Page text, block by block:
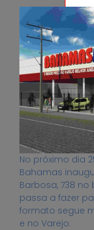
No próximo dia
Bahamas
Barbosa, 738 no
passa a fazer
formato segue
e no Varejo.